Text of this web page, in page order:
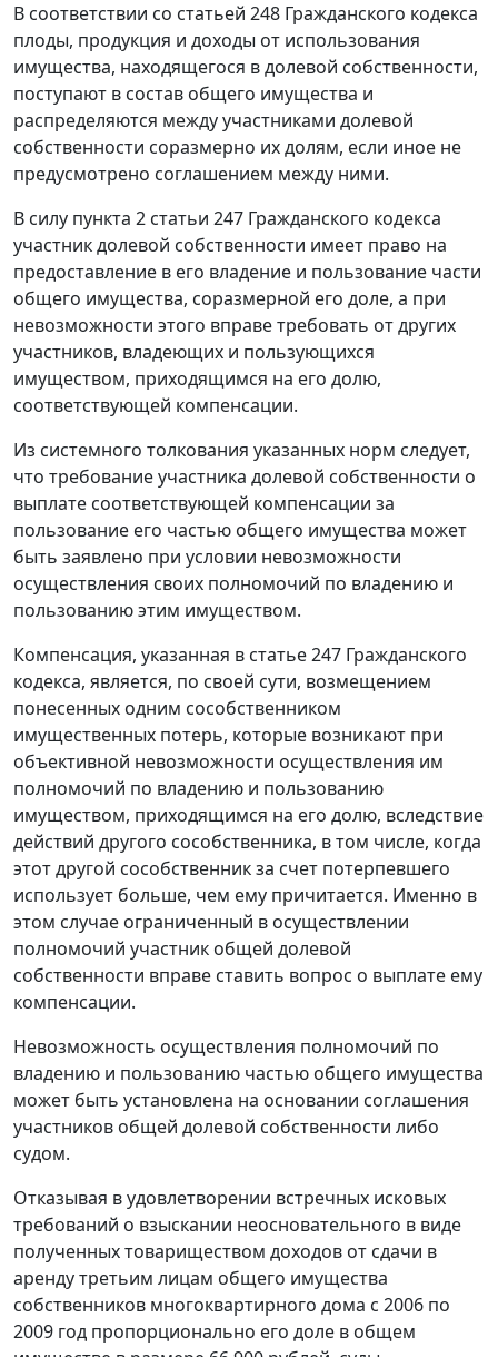
В соответствии со статьей 248 Гражданского кодекса
плоды, продукция и доходы от использования
имущества, находящегося в долевой собственности,
поступают в состав общего имущества и
распределяются между участниками долевой
собственности соразмерно их долям, если иное не
предусмотрено соглашением между ними.
В силу пункта 2 статьи 247 Гражданского кодекса
участник долевой собственности имеет право на
предоставление в его владение и пользование части
общего имущества, соразмерной его доле, а при
невозможности этого вправе требовать от других
участников, владеющих и пользующихся
имуществом, приходящимся на его долю,
соответствующей компенсации.
Из системного толкования указанных норм следует,
что требование участника долевой собственности о
выплате соответствующей компенсации за
пользование его частью общего имущества может
быть заявлено при условии невозможности
осуществления своих полномочий по владению и
пользованию этим имуществом.
Компенсация, указанная в статье 247 Гражданского
кодекса, является, по своей сути, возмещением
понесенных одним сособственником
имущественных потерь, которые возникают при
объективной невозможности осуществления им
полномочий по владению и пользованию
имуществом, приходящимся на его долю, вследствие
действий другого сособственника, в том числе, когда
этот другой сособственник за счет потерпевшего
использует больше, чем ему причитается. Именно в
этом случае ограниченный в осуществлении
полномочий участник общей долевой
собственности вправе ставить вопрос о выплате ему
компенсации.
Невозможность осуществления полномочий по
владению и пользованию частью общего имущества
может быть установлена на основании соглашения
участников общей долевой собственности либо
судом.
Отказывая в удовлетворении встречных исковых
требований о взыскании неосновательного в виде
полученных товариществом доходов от сдачи в
аренду третьим лицам общего имущества
собственников многоквартирного дома с 2006 по
2009 год пропорционально его доле в общем